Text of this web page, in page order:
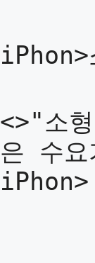
iPhon>
<>"소
은 수
iPhon>